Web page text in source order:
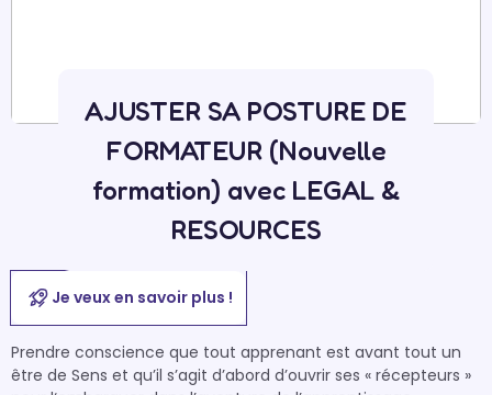
AJUSTER SA POSTURE DE
FORMATEUR (Nouvelle
formation) avec LEGAL &
RESOURCES
Je veux en savoir plus !
Prendre conscience que tout apprenant est avant tout un
être de Sens et qu’il s’agit d’abord d’ouvrir ses « récepteurs »